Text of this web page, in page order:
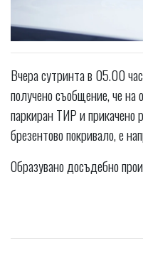
Вчера сутринта в 05.00
получено съобщение, че на
паркиран ТИР и прикачено
брезентово покривало, е
Образувано досъдебно